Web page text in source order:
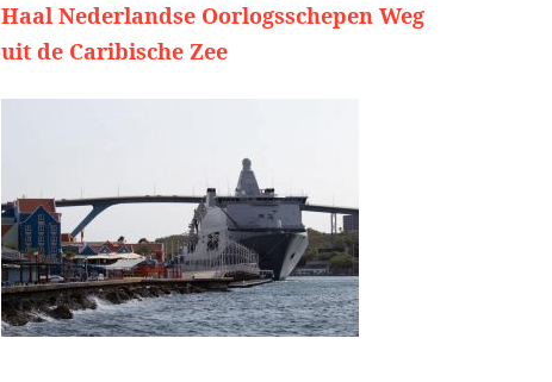
Haal Nederlandse Oorlogsschepen Weg
uit de Caribische Zee